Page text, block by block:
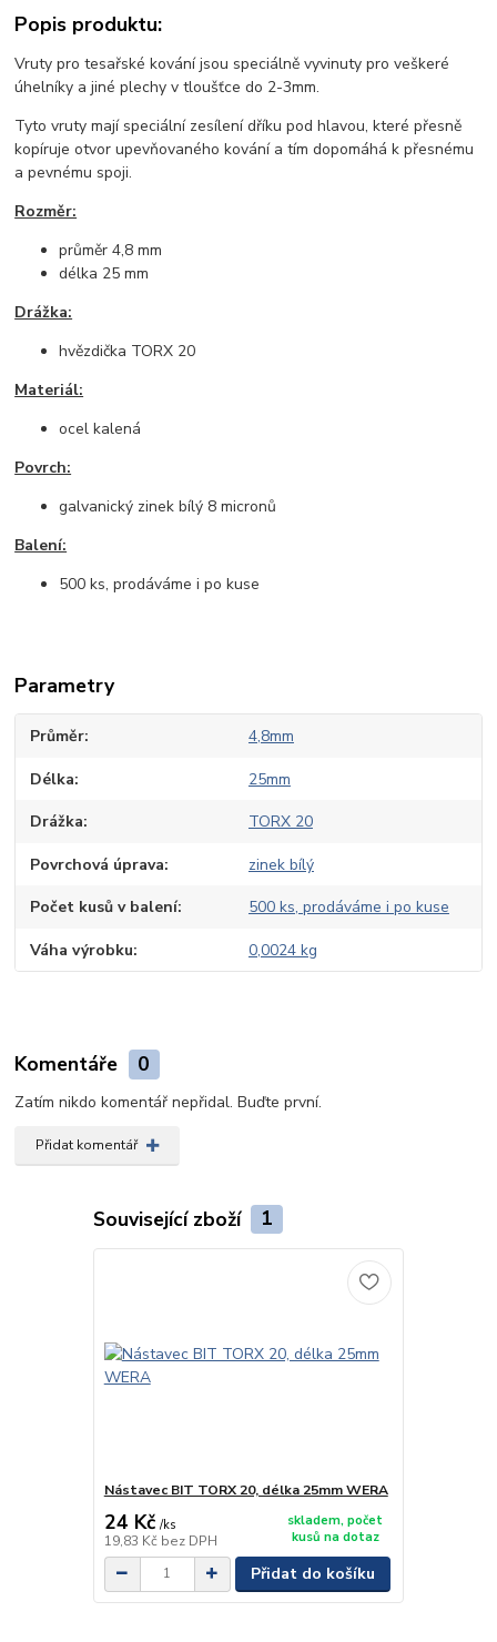
Popis produktu:
Vruty pro tesařské kování jsou speciálně vyvinuty pro veškeré
úhelníky a jiné plechy v tloušťce do 2-3mm.
Tyto vruty mají speciální zesílení dříku pod hlavou, které přesně
kopíruje otvor upevňovaného kování a tím dopomáhá k přesnému
a pevnému spoji.
Rozměr:
průměr 4,8 mm
délka 25 mm
Drážka:
hvězdička TORX 20
Materiál:
ocel kalená
Povrch:
galvanický zinek bílý 8 micronů
Balení:
500 ks, prodáváme i po kuse
Parametry
Průměr 4,8mm
Délka 25mm
Drážka TORX 20
Povrchová úprava zinek bílý
Počet kusů v balení 500 ks, prodáváme i po kuse
Váha výrobku 0,0024 kg
Komentáře 0
Zatím nikdo komentář nepřidal. Buďte první.
Přidat komentář
Související zboží 1
Nástavec BIT TORX 20, délka 25mm WERA
24 Kč /ks
19,83 Kč bez DPH
skladem, počet
kusů na dotaz
Přidat do košíku